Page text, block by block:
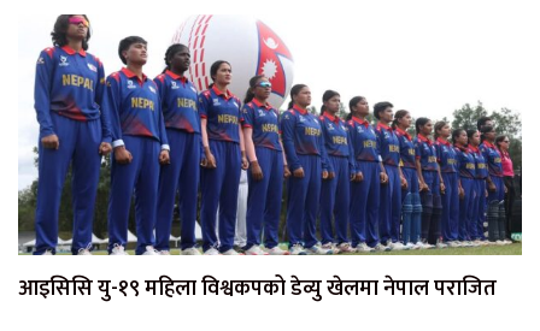
आइसिसि यु-१९ महिला विश्वकपको डेव्यु खेलमा नेपाल पराजित